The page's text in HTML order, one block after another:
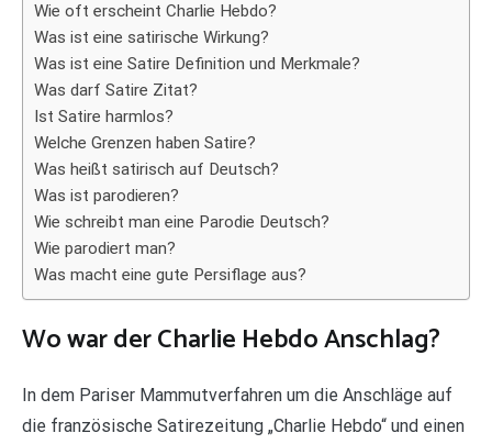
Wie oft erscheint Charlie Hebdo?
Was ist eine satirische Wirkung?
Was ist eine Satire Definition und Merkmale?
Was darf Satire Zitat?
Ist Satire harmlos?
Welche Grenzen haben Satire?
Was heißt satirisch auf Deutsch?
Was ist parodieren?
Wie schreibt man eine Parodie Deutsch?
Wie parodiert man?
Was macht eine gute Persiflage aus?
Wo war der Charlie Hebdo Anschlag?
In dem Pariser Mammutverfahren um die Anschläge auf
die französische Satirezeitung „Charlie Hebdo“ und einen